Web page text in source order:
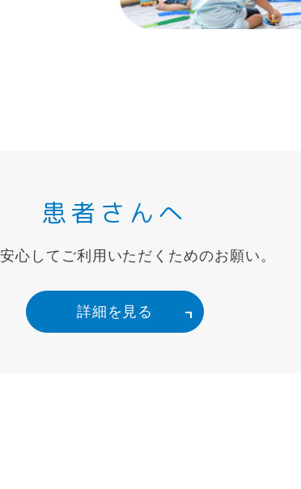
患者さんへ
心してご利用いただくためのお願い。
詳細を見る